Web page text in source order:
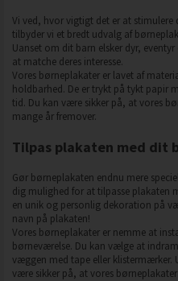
Vi ved, hvor vigtigt det er at stimulere
tilbyder vi et bredt udvalg af
Uanset om dit barn elsker dyr,
at matche deres interesse.
Vores børneplakater er lavet af
holdbarhed. De er trykt på tykt papir
tid. Du kan være sikker på, at vores
mange år fremover.
Tilpas plakaten med dit
Gør børneplakaten endnu mere
dig mulighed for at tilpasse plakaten
en unik og personlig dekoration på
navn på plakaten!
Vores børneplakater er nemme at
børneværelse. Du kan vælge at
væggen med tape eller klistermærker.
være sikker på, at vores